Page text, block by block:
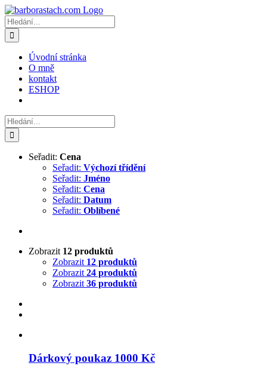
Přeskočit
na
obsah
Hledat:
Úvodní stránka
O mně
kontakt
ESHOP
Hledat:
Seřadit: Cena
Seřadit: Výchozí třídění
Seřadit: Jméno
Seřadit: Cena
Seřadit: Datum
Seřadit: Oblíbené
Zobrazit 12 produktů
Zobrazit 12 produktů
Zobrazit 24 produktů
Zobrazit 36 produktů
Dárkový poukaz 1000 Kč